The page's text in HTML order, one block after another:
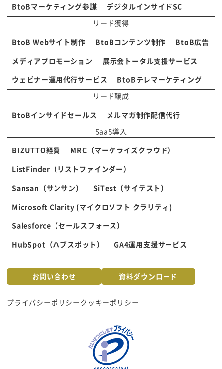
お問い合わせ 資料ダウンロード
プライバシーポリシークッキーポリシー
BtoBマーケティング参謀
デジタルインサイドSC
リード獲得
BtoB Webサイト制作
BtoBコンテンツ制作
BtoB広告
メディアプロモーション
展示会トータル支援サービス
ウェビナー運用代行サービス
BtoBテレマーケティング
リード醸成
BtoBインサイドセールス
メルマガ制作配信代行
SaaS導入
BIZUTTO経費
MRC（マーケライズクラウド）
ListFinder（リストファインダー）
Sansan（サンサン）
SiTest（サイテスト）
Microsoft Clarity (マイクロソフト クラリティ)
Salesforce（セールスフォース）
HubSpot（ハブスポット）
GA4運用支援サービス